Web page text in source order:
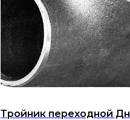
Тройник переходной Дн